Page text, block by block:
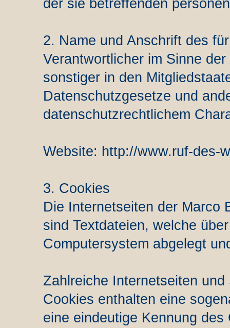
der sie betreffenden
2. Name und Anschrift des
Verantwortlicher im Sinne
sonstiger in den
Datenschutzgesetze und
datenschutzrechtlichem
Website: http://www.ruf-des-
3. Cookies
Die Internetseiten der Marco
sind Textdateien, welche
Computersystem abgelegt
Zahlreiche Internetseiten
Cookies enthalten eine
eine eindeutige Kennung